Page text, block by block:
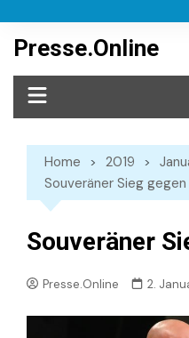
content
Presse.Online
Home 2019
Souveräner Sieg
Souveräner
Presse.Online 2.